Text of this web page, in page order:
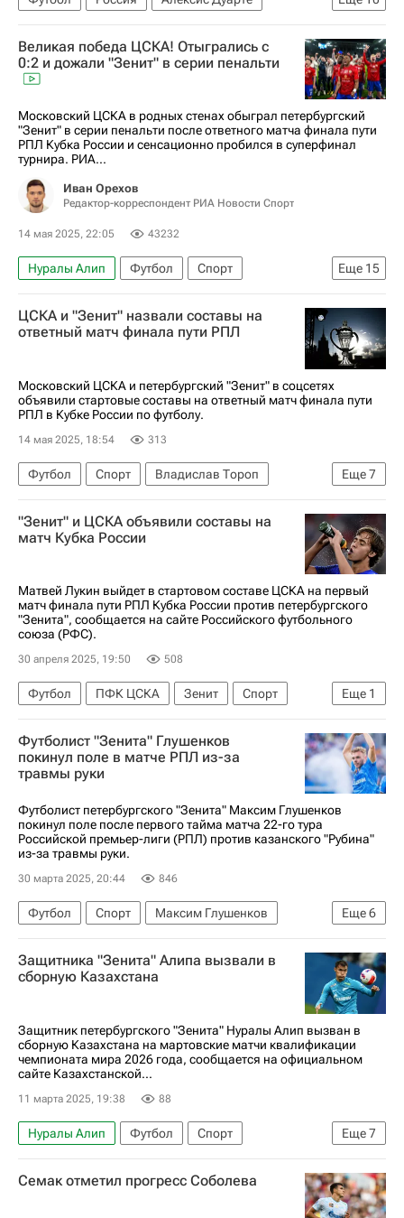
Эсекьель Барко
Дуглас Сантос
Кубок России по футболу
Жедсон Фернандеш
Александр Максименко
Спартак Москва
Зенит
Сантос
РПЛ 2026-2027 (Чемпионат России по футболу)
Великая победа ЦСКА! Отыгрались с
0:2 и дожали "Зенит" в серии пенальти
Московский ЦСКА в родных стенах обыграл петербургский
"Зенит" в серии пенальти после ответного матча финала пути
РПЛ Кубка России и сенсационно пробился в суперфинал
турнира. РИА...
Иван Орехов
Редактор-корреспондент РИА Новости Спорт
14 мая 2025, 22:05 43232
Еще 15
Нуралы Алип Футбол
Спорт
Спорт — видео
Авторы РИА Новости Спорт
Материалы РИА Спорт
Зенит
ПФК ЦСКА
Владислав Тороп
Иван Обляков
Марко Николич
Сергей Семак
Андрей Мостовой
Матео Кассьерра
Александр Соболев
Максим Глушенков
ЦСКА и "Зенит" назвали составы на
ответный матч финала пути РПЛ
Московский ЦСКА и петербургский "Зенит" в соцсетях
объявили стартовые составы на ответный матч финала пути
РПЛ в Кубке России по футболу.
14 мая 2025, 18:54 313
Еще7
Футбол Спорт
Владислав Тороп
Милан Гайич
Игорь Дивеев
Зенит
ПФК ЦСКА
Сантос
РПЛ 2026-2027 (Чемпионат России по футболу)
"Зенит" и ЦСКА объявили составы на
матч Кубка России
Матвей Лукин выйдет в стартовом составе ЦСКА на первый
матч финала пути РПЛ Кубка России против петербургского
"Зенита", сообщается на сайте Российского футбольного
союза (РФС).
30 апреля 2025, 19:50 508
Еще 1
Футбол ПФК ЦСКА Зенит
Спорт
Кубок России по футболу
Футболист "Зенита" Глушенков
покинул поле в матче РПЛ из-за
травмы руки
Футболист петербургского "Зенита" Максим Глушенков
покинул поле после первого тайма матча 22-го тура
Российской премьер-лиги (РПЛ) против казанского "Рубина"
из-за травмы руки.
30 марта 2025, 20:44 846
Еще6
Футбол Спорт
Максим Глушенков
Матео Кассьерра
Нино Зенит
Рубин
Химки
Защитника "Зенита" Алипа вызвали в
сборную Казахстана
Защитник петербургского "Зенита" Нуралы Алип вызван в
сборную Казахстана на мартовские матчи квалификации
чемпионата мира 2026 года, сообщается на официальном
сайте Казахстанской...
11 марта 2025, 19:38 88
Еще7
Нуралы Алип Футбол
Спорт
Казахстан
Уэльс
Кардифф
Станислав Черчесов
Зенит
ПФК ЦСКА
Семак отметил прогресс Соболева